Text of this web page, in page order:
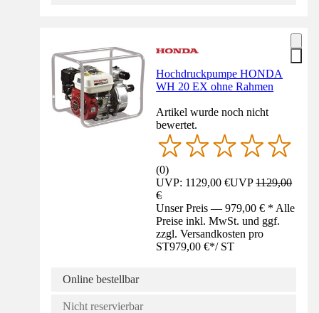
Hochdruckpumpe HONDA
WH 20 EX ohne Rahmen
Artikel wurde noch nicht
bewertet.
(0)
UVP: 1129,00 €UVP1129,00
€
Unser Preis — 979,00 € * Alle
Preise inkl. MwSt. und ggf.
zzgl. Versandkosten pro
ST979,00 €*/ ST
Online bestellbar
Nicht reservierbar